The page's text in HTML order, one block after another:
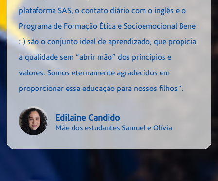
plataforma SAS, o contato diário com o inglês e o
Programa de Formação Ética e Socioemocional Bene
: ) são o conjunto ideal de aprendizado, que propicia
a qualidade sem “abrir mão” dos princípios e
valores. Somos eternamente agradecidos em
proporcionar essa educação para nossos filhos”.
Edilaine Candido
Mãe dos estudantes Samuel e Olívia